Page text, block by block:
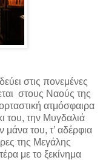
στις πονεμένες
στους Ναούς της
ατμόσφαιρα
του, την Μυγδαλιά
μάνα του, τ’ αδέρφια
της Μεγάλης
με το ξεκίνημα